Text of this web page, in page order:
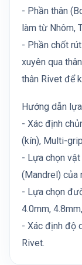
- Phần thân
làm từ Nhôm,
- Phần chốt
xuyên qua
thân Rivet để
Hướng dẫn
- Xác định
(kín), Multi-
- Lựa chọn
(Mandrel) của
- Lựa chọn
4.0mm, 4.8mm,
- Xác định độ
Rivet.